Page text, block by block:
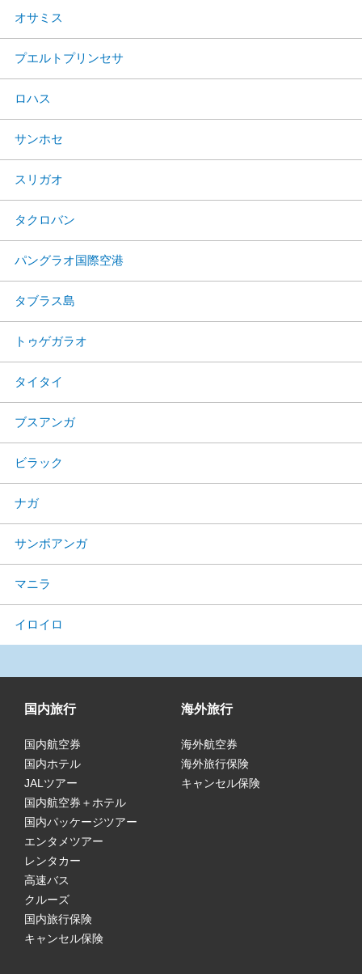
オサミス
プエルトプリンセサ
ロハス
サンホセ
スリガオ
タクロバン
パングラオ国際空港
タブラス島
トゥゲガラオ
タイタイ
ブスアンガ
ビラック
ナガ
サンボアンガ
マニラ
イロイロ
国内旅行
国内航空券
国内ホテル
JALツアー
国内航空券＋ホテル
国内パッケージツアー
エンタメツアー
レンタカー
高速バス
クルーズ
国内旅行保険
キャンセル保険
海外旅行
海外航空券
海外旅行保険
キャンセル保険